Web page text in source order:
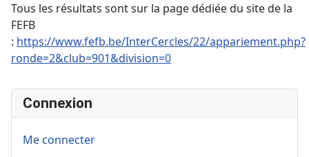
Tous les résultats sont sur la page dédiée du site de la
FEFB
: https://www.fefb.be/InterCercles/22/appariement.php?
ronde=2&club=901&division=0
Connexion
Me connecter